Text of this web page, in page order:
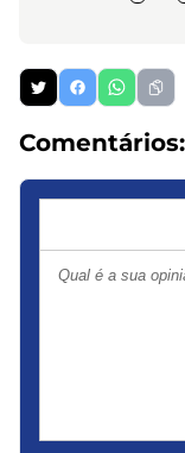
Comentários: